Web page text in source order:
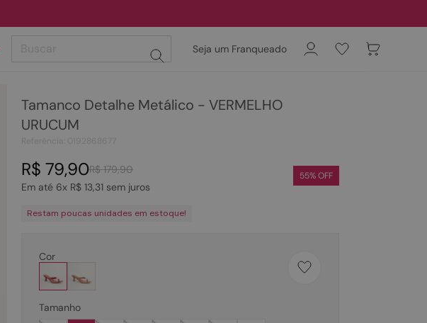
Seja um Franqueado
Tamanco Detalhe Metálico - VERMELHO
URUCUM
R$ 179,90
R$ 79,90
Em até 6x R$ 13,31sem juros
55% OFF
Restam poucas unidades em estoque!
Cor
Tamanho